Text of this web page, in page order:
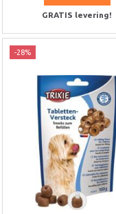
GRATIS levering!
-28%